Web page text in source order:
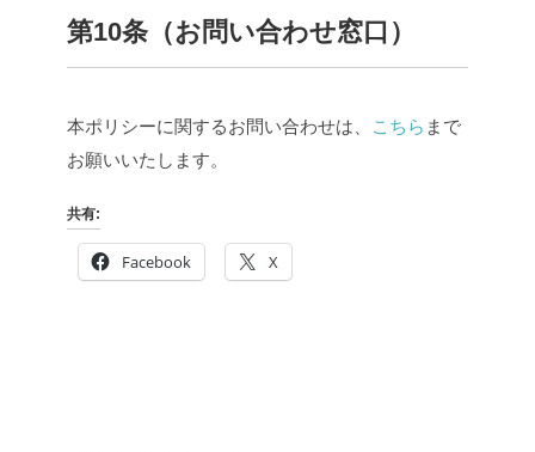
第10条（お問い合わせ窓口）
本ポリシーに関するお問い合わせは、 こちら まで
お願いいたします。
共有:
Facebook X